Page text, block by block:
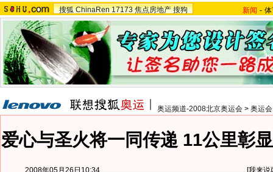
搜狐 ChinaRen 17173 焦点房地产 搜狗 新闻 -
奥运频道-2008北京奥运会 > 奥运
爱心与圣火将一同传递 11公里彰
2008年05月26日10:34 [我来说